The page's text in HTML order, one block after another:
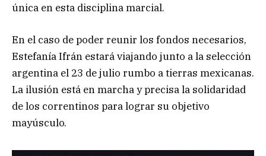
única en esta disciplina marcial.
En el caso de poder reunir los fondos necesarios,
Estefanía Ifrán estará viajando junto a la selección
argentina el 23 de julio rumbo a tierras mexicanas.
La ilusión está en marcha y precisa la solidaridad
de los correntinos para lograr su objetivo
mayúsculo.